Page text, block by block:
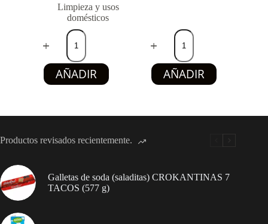
Limpieza y usos
domésticos
Jabón
lavado
con
esencia
de
Limpio
perfumado
-
g)
cantidad
AÑADIR
Detergente
lavavajillas
concentrado
FLASH
(2
L)
AÑADIR
Productos revisados recientemente.
Galletas de soda (saladitas) CROKANTINAS 7
TACOS (577 g)